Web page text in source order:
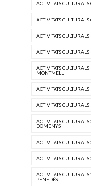
ACTIVITATS CULTURALS
ACTIVITATS CULTURALS
ACTIVITATS CULTURALS
ACTIVITATS
ACTIVITATS CULTURALS
MONTMELL
ACTIVITATS
ACTIVITATS
ACTIVITATS
DOMENYS
ACTIVITATS
ACTIVITATS CULTURALS
ACTIVITATS
PENEDÈS